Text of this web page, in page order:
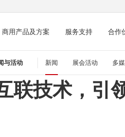
商用产品及方案 服务支持 合作
与活动 新闻 展会活动 多
联技术，引